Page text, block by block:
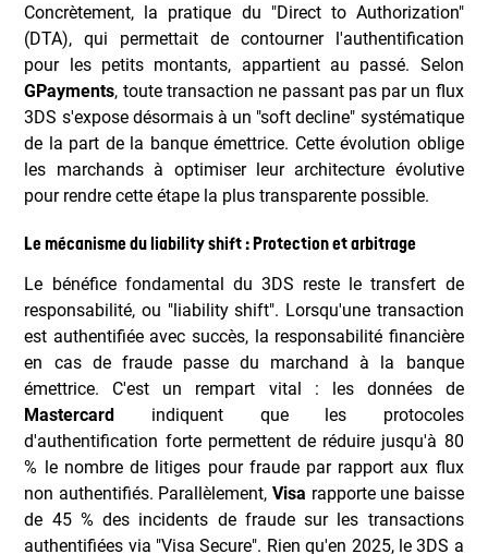
Concrètement, la pratique du "Direct to Authorization"
(DTA), qui permettait de contourner l'authentification
pour les petits montants, appartient au passé. Selon
GPayments, toute transaction ne passant pas par un flux
3DS s'expose désormais à un "soft decline" systématique
de la part de la banque émettrice. Cette évolution oblige
les marchands à optimiser leur architecture évolutive
pour rendre cette étape la plus transparente possible.
Le mécanisme du liability shift : Protection et arbitrage
Le bénéfice fondamental du 3DS reste le transfert de
responsabilité, ou "liability shift". Lorsqu'une transaction
est authentifiée avec succès, la responsabilité financière
en cas de fraude passe du marchand à la banque
émettrice. C'est un rempart vital : les données de
Mastercard indiquent que les protocoles
d'authentification forte permettent de réduire jusqu'à 80
% le nombre de litiges pour fraude par rapport aux flux
non authentifiés. Parallèlement, Visa rapporte une baisse
de 45 % des incidents de fraude sur les transactions
authentifiées via "Visa Secure". Rien qu'en 2025, le 3DS a